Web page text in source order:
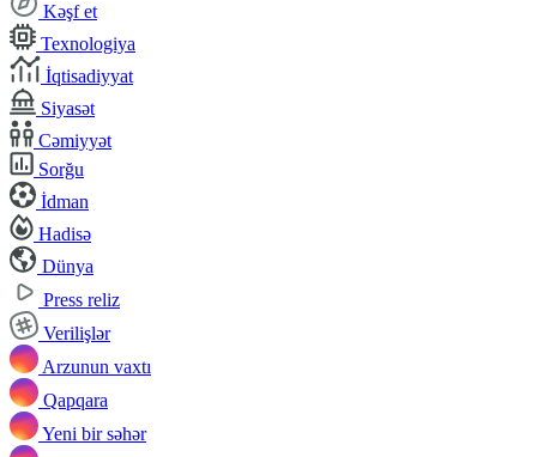
Kəşf et
Texnologiya
İqtisadiyyat
Siyasət
Cəmiyyət
Sorğu
İdman
Hadisə
Dünya
Press reliz
Verilişlər
Arzunun vaxtı
Qapqara
Yeni bir səhər